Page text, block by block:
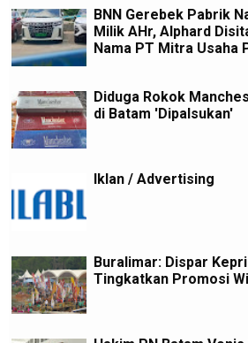
BNN Gerebek Pabrik
Milik AHr, Alphard
Nama PT Mitra Usaha
Diduga Rokok
di Batam 'Dipalsukan'
Iklan / Advertising
Buralimar: Dispar
Tingkatkan Promosi